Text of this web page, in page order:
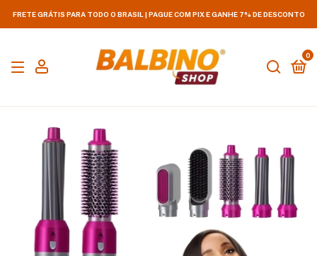
FRETE GRÁTIS PARA TODO O BRASIL | PAGUE COM PIX E GANHE 7% DE DESCONTO
0